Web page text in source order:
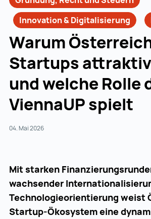
Innovation & Digitalisierung
Warum
Startups
und welche Rolle
ViennaUP spielt
04. Mai 2026
Mit starken
wachsender
Technologieorientierung weist
Startup-Ökosystem eine